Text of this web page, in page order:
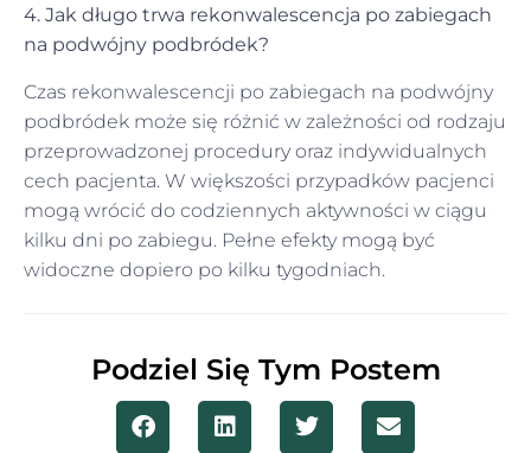
4. Jak długo trwa rekonwalescencja po zabiegach
na podwójny podbródek?
Czas rekonwalescencji po zabiegach na podwójny
podbródek może się różnić w zależności od rodzaju
przeprowadzonej procedury oraz indywidualnych
cech pacjenta. W większości przypadków pacjenci
mogą wrócić do codziennych aktywności w ciągu
kilku dni po zabiegu. Pełne efekty mogą być
widoczne dopiero po kilku tygodniach.
Podziel Się Tym Postem